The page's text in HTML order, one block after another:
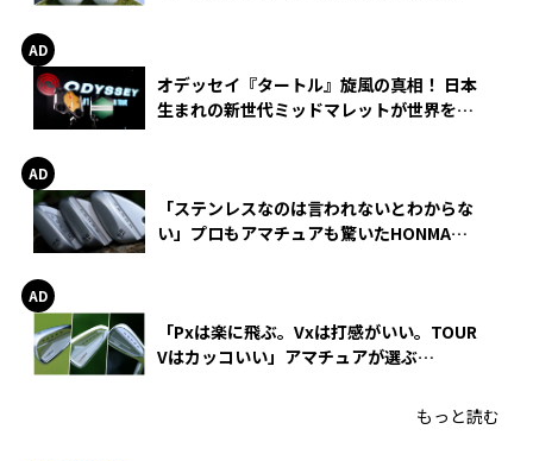
オデッセイ『タートル』旋風の真相！ 日本
生まれの新世代ミッドマレットが世界を席
「ステンレスなのは言われないとわからな
い」プロもアマチュアも驚いたHONMA
「Pxは楽に飛ぶ。Vxは打感がいい。TOUR
Vはカッコいい」アマチュアが選ぶ
もっと読む